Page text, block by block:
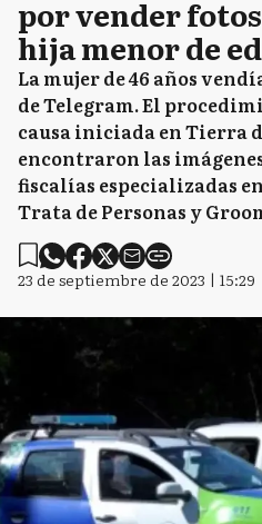
por vender
hija menor de
La mujer de 46 años
de Telegram. El
causa iniciada en Tierra
encontraron las
fiscalías especializadas
Trata de Personas y
23 de septiembre de 2023 | 15:29